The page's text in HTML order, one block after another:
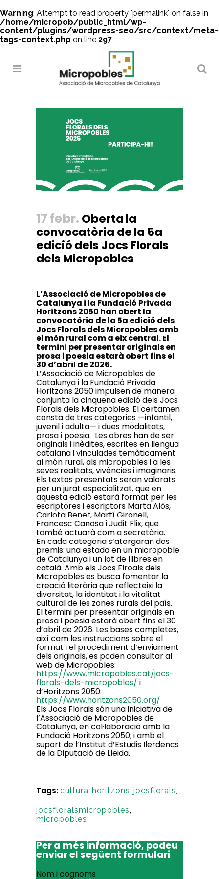
Warning: Attempt to read property "permalink" on false in
/home/micropob/public_html/wp-
content/plugins/wordpress-seo/src/context/meta-
tags-context.php on line 297
17 febr. Oberta la
convocatòria de la 5a
edició dels Jocs Florals
dels Micropobles
L’Associació de Micropobles de
Catalunya i la Fundació Privada
Horitzons 2050 han obert la
convocatòria de la 5a edició dels
Jocs Florals dels Micropobles amb
el món rural com a eix central. El
termini per presentar originals en
prosa i poesia estarà obert fins el
30 d’abril de 2026.
L’Associació de Micropobles de
Catalunya i la Fundació Privada
Horitzons 2050 impulsen de manera
conjunta la cinquena edició dels Jocs
Florals dels Micropobles. El certamen
consta de tres categories —infantil,
juvenil i adulta— i dues modalitats,
prosa i poesia. Les obres han de ser
originals i inèdites, escrites en llengua
catalana i vinculades temàticament
al món rural, als micropobles i a les
seves realitats, vivències i imaginaris.
Els textos presentats seran valorats
per un jurat especialitzat, que en
aquesta edició estarà format per les
escriptores i escriptors Marta Alòs,
Carlota Benet, Martí Gironell,
Francesc Canosa i Judit Flix, que
també actuarà com a secretària.
En cada categoria s’atorgaran dos
premis: una estada en un micropoble
de Catalunya i un lot de llibres en
català. Amb els Jocs Flroals dels
Micropobles es busca fomentar la
creació literària que reflecteixi la
diversitat, la identitat i la vitalitat
cultural de les zones rurals del país.
El termini per presentar originals en
prosa i poesia estarà obert fins el 30
d’abril de 2026. Les bases completes,
així com les instruccions sobre el
format i el procediment d’enviament
dels originals, es poden consultar al
web de Micropobles:
https://www.micropobles.cat/jocs-
florals-dels-micropobles/ i
d’Horitzons 2050:
https://www.horitzons2050.org/
Els Jocs Florals són una iniciativa de
l’Associació de Micropobles de
Catalunya, en col·laboració amb la
Fundació Horitzons 2050; i amb el
suport de l’Institut d’Estudis Ilerdencs
de la Diputació de Lleida.
Tags: cultura horitzons jocsflorals
jocsfloralsmicropobles
micropobles
Per a més informació, podeu
enviar el següent formulari
Nom i cognoms